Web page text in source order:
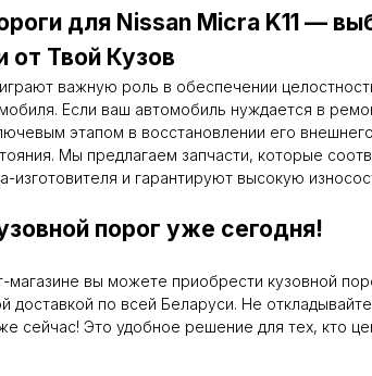
для Nissan Micra K11 —
от Твой Кузов
важную роль в обеспечении
Если ваш автомобиль нуждается в
этапом в восстановлении его
Мы предлагаем запчасти, которые
изготовителя и гарантируют высокую
порог уже сегодня!
вы можете приобрести кузовной
доставкой по всей Беларуси. Не
сейчас! Это удобное решение для тех, кто